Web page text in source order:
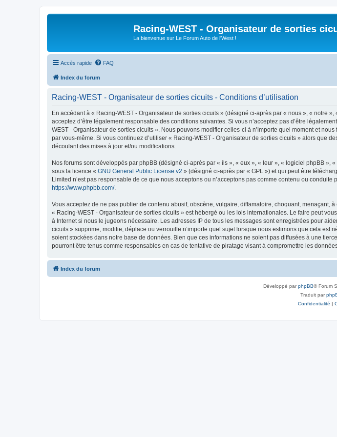
Racing-WEST - Organisateur de sorties
La bienvenue sur Le Forum Auto de l'West !
Accès rapide FAQ
Index du forum
Racing-WEST - Organisateur de sorties cicuits - Conditions d’utilisation
En accédant à « Racing-WEST - Organisateur de sorties cicuits » (désigné ci-après par « nous », « notre
acceptez d’être légalement responsable des conditions suivantes. Si vous n’acceptez pas d’être
WEST - Organisateur de sorties cicuits ». Nous pouvons modifier celles-ci à n’importe quel moment et
par vous-même. Si vous continuez d’utiliser « Racing-WEST - Organisateur de sorties cicuits » alors que
découlant des mises à jour et/ou modifications.
Nos forums sont développés par phpBB (désigné ci-après par « ils », « eux », « leur », « logiciel phpBB
sous la licence « GNU General Public License v2 » (désigné ci-après par « GPL ») et qui peut être
Limited n’est pas responsable de ce que nous acceptons ou n’acceptons pas comme contenu ou
https://www.phpbb.com/.
Vous acceptez de ne pas publier de contenu abusif, obscène, vulgaire, diffamatoire, choquant, menaçant,
« Racing-WEST - Organisateur de sorties cicuits » est hébergé ou les lois internationales. Le faire peut
à Internet si nous le jugeons nécessaire. Les adresses IP de tous les messages sont enregistrées pour
cicuits » supprime, modifie, déplace ou verrouille n’importe quel sujet lorsque nous estimons que cela
soient stockées dans notre base de données. Bien que ces informations ne soient pas diffusées à une
pourront être tenus comme responsables en cas de tentative de piratage visant à compromettre les
Index du forum
Développé parphpBB® Forum
Traduit par
Confidentialité |